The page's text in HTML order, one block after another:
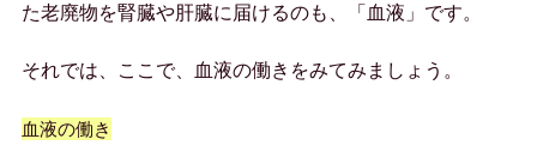
た老廃物を腎臓や肝臓に届けるのも、「血液」です。
それでは、ここで、血液の働きをみてみましょう。
血液の働き